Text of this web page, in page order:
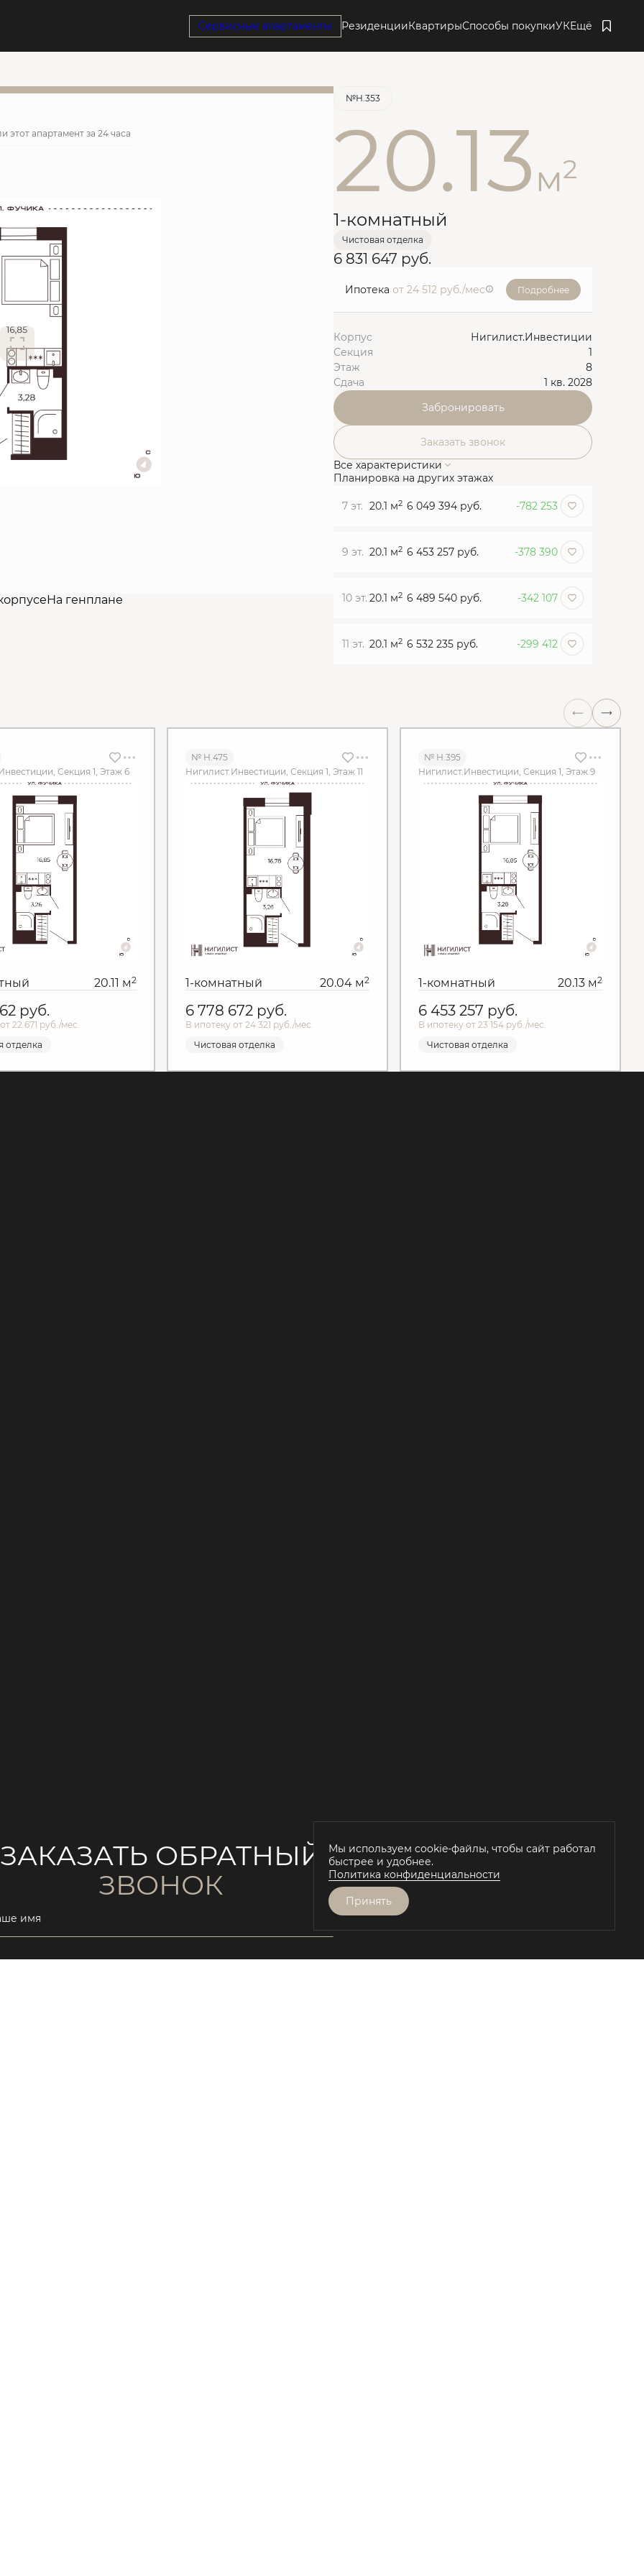
Сервисные апартаменты РезиденцииКвартирыСпособы покупкиУКЕщё
Забронировать
этот апартамент за 24 часа
На генплане
№Н.353
20.13м2
1-комнатный
Чистовая отделка
6 831 647 руб.
Ипотека от 24 512 руб./мес Подробнее
Корпус
Нигилист.Инвестиции
Секция
1
Этаж
8
Сдача
1 кв. 2028
Забронировать
Заказать звонок
Все характеристики
Планировка на других этажах
7 эт. 20.1 м2 6 049 394 руб. -782 253
9 эт. 20.1 м2 6 453 257 руб. -378 390
10 эт. 20.1 м2 6 489 540 руб. -342 107
11 эт. 20.1 м2 6 532 235 руб. -299 412
Секция 1, Этаж 6
20.11 м2
руб.
22 671 руб./мес.
отделка
№ Н.475
Нигилист.Инвестиции, Секция 1, Этаж 11
1-комнатный 20.04 м2
6 778 672 руб.
В ипотеку от 24 321 руб./мес.
Чистовая отделка
№ Н.395
Нигилист.Инвестиции, Секция 1, Этаж 9
1-комнатный 20.13 м2
6 453 257 руб.
В ипотеку от 23 154 руб./мес.
Чистовая отделка
ЗАКАЗАТЬ ОБРАТНЫЙ
ЗВОНОК
имя
Мы используем cookie-файлы, чтобы сайт работал
быстрее и удобнее.
Политика конфиденциальности
Принять